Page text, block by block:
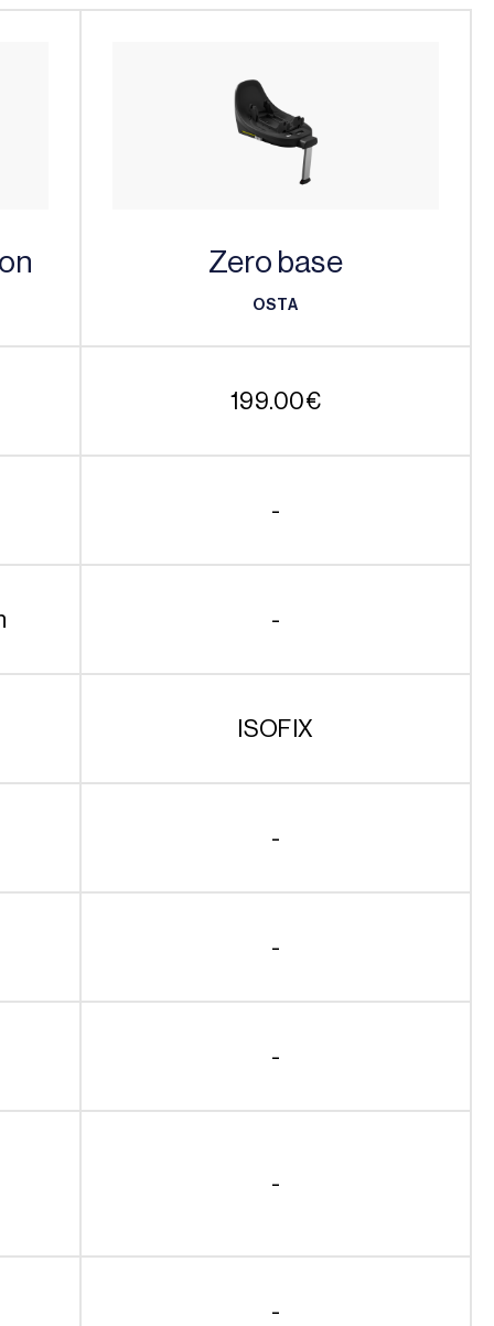
Zero base
OSTA
199.00€
-
-
ISOFIX
-
-
-
-
-